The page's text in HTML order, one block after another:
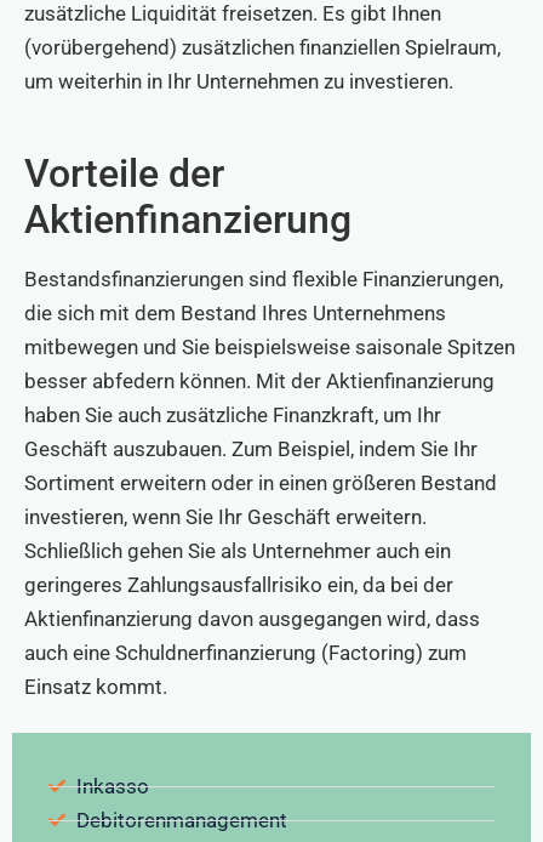
zusätzliche Liquidität freisetzen. Es gibt Ihnen
(vorübergehend) zusätzlichen finanziellen Spielraum,
um weiterhin in Ihr Unternehmen zu investieren.
Vorteile der
Aktienfinanzierung
Bestandsfinanzierungen sind flexible Finanzierungen,
die sich mit dem Bestand Ihres Unternehmens
mitbewegen und Sie beispielsweise saisonale Spitzen
besser abfedern können. Mit der Aktienfinanzierung
haben Sie auch zusätzliche Finanzkraft, um Ihr
Geschäft auszubauen. Zum Beispiel, indem Sie Ihr
Sortiment erweitern oder in einen größeren Bestand
investieren, wenn Sie Ihr Geschäft erweitern.
Schließlich gehen Sie als Unternehmer auch ein
geringeres Zahlungsausfallrisiko ein, da bei der
Aktienfinanzierung davon ausgegangen wird, dass
auch eine Schuldnerfinanzierung (Factoring) zum
Einsatz kommt.
Inkasso
Debitorenmanagement